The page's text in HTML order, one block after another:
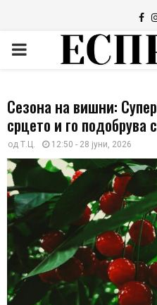
PRIMARY
Сезона на вишни:
срцето и го подобрува
од Т.Ц. 12:50 - 28 јуни, 2026